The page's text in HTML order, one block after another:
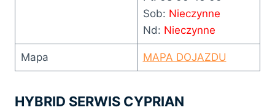
Sob: Nieczynne
Nd: Nieczynne
Mapa MAPA DOJAZDU
HYBRID SERWIS CYPRIAN